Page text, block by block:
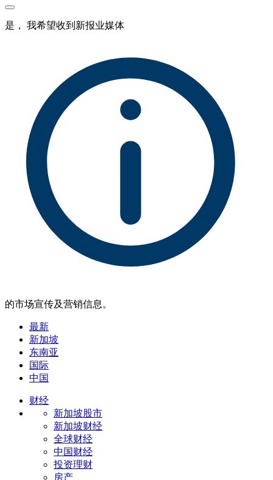
是， 我希望收到新报业媒体
的市场宣传及营销信息。
最新
新加坡
东南亚
国际
中国
财经
新加坡股市
新加坡财经
全球财经
中国财经
投资理财
房产